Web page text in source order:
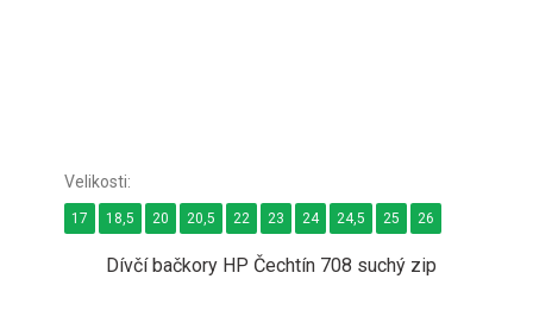
Dívčí bačkory HP Čechtín 708 suchý zip
17 18,5 20 20,5 22 23 24 24,5 25 26